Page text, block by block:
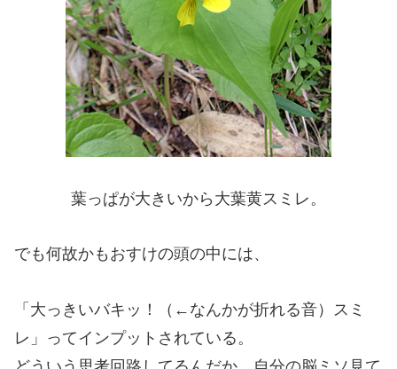
葉っぱが大きいから大葉黄スミレ。
でも何故かもおすけの頭の中には、
「大っきいバキッ！（←なんかが折れる音）スミ
レ」ってインプットされている。